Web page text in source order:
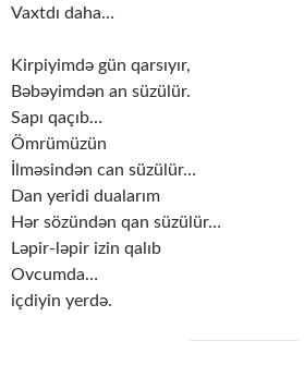
Vaxtdı daha…
Kirpiyimdə gün qarsıyır,
Bəbəyimdən an süzülür.
Sapı qaçıb…
Ömrümüzün
İlməsindən can süzülür…
Dan yeridi dualarım
Hər sözündən qan süzülür…
Ləpir-ləpir izin qalıb
Ovcumda…
içdiyin yerdə.